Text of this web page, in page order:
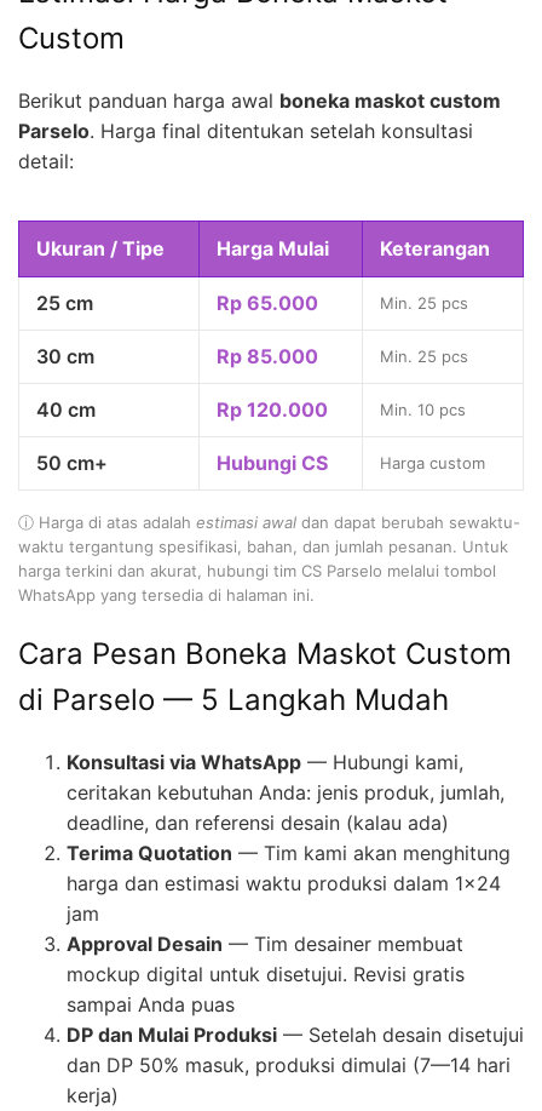
Custom
Berikut panduan harga awal boneka maskot custom
Parselo. Harga final ditentukan setelah konsultasi
detail:
Ukuran / Tipe Harga Mulai Keterangan
25 cm Rp 65.000 Min. 25 pcs
30 cm Rp 85.000 Min. 25 pcs
40 cm Rp 120.000 Min. 10 pcs
50 cm+ Hubungi CS Harga custom
ⓘ Harga di atas adalah estimasi awal dan dapat berubah sewaktu-
waktu tergantung spesifikasi, bahan, dan jumlah pesanan. Untuk
harga terkini dan akurat, hubungi tim CS Parselo melalui tombol
WhatsApp yang tersedia di halaman ini.
Cara Pesan Boneka Maskot Custom
di Parselo — 5 Langkah Mudah
Konsultasi via WhatsApp — Hubungi kami,
ceritakan kebutuhan Anda: jenis produk, jumlah,
deadline, dan referensi desain (kalau ada)
Terima Quotation — Tim kami akan menghitung
harga dan estimasi waktu produksi dalam 1×24
jam
Approval Desain — Tim desainer membuat
mockup digital untuk disetujui. Revisi gratis
sampai Anda puas
DP dan Mulai Produksi — Setelah desain disetujui
dan DP 50% masuk, produksi dimulai (7—14 hari
kerja)